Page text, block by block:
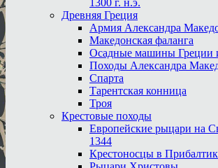
Древняя Греция
Армия Александра
Македонская фаланга
Осадные машины Греции
Походы Александра
Спарта
Тарентская конница
Троя
Крестовые походы
Европейские рыцари на
1344
Крестоносцы в